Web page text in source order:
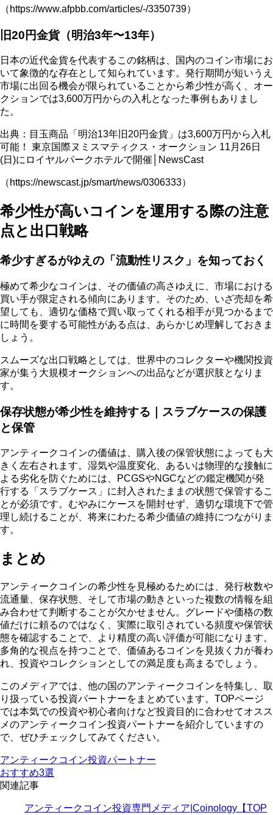
（https://www.afpbb.com/articles/-/3350739）
旧20円金貨（明治3年〜13年）
日本の近代金貨を代表するこの銘柄は、国内のコイン市場にお
いて象徴的な存在として知られています。発行期間が短いうえ
市場に出回る機会が限られていることから希少性が高く、オー
クションでは3,600万円からの入札となった事例もありまし
た。
出典：目玉商品「明治13年旧20円金貨」は3,600万円から入札
可能！ 東京国際ヌミスマティクス・オークション 11月26日
(日)にロイヤルパークホテルで開催│NewsCast
（https://newscast.jp/smart/news/0306333）
希少性が高いコインを運用する際の注意
点と出口戦略
希少すぎるがゆえの「流動性リスク」を知っておく
極めて希少なコインは、その価値の高さゆえに、市場における
買い手が限定される傾向にあります。そのため、いざ売却を希
望しても、適切な価格で買い取ってくれる相手が見つかるまで
に時間を要する可能性がある点は、あらかじめ理解しておきま
しょう。
スムーズな出口戦略としては、世界中のコレクターや機関投資
家が集う大規模オークションへの出品などが選択肢となりま
す。
保存状態が希少性を維持する｜スラブケースの保護
と保管
アンティークコインの価値は、購入後の保管状態によっても大
きく左右されます。湿気や温度変化、あるいは物理的な接触に
よる劣化を防ぐためには、PCGSやNGCなどの鑑定機関が発
行する「スラブケース」に封入されたままの状態で保管するこ
とが必須です。むやみにケースを開封せず、適切な環境下で管
理し続けることが、将来にわたる希少価値の維持につながりま
す。
まとめ
アンティークコインの希少性を見極めるためには、発行枚数や
流通量、保存状態、そして市場の動きといった複数の情報を組
み合わせて判断することが欠かせません。グレードや価格の数
値だけに頼るのではなく、実際に取引されている頻度や保管状
態を確認することで、より精度の高い評価が可能になります。
多角的な視点を持つことで、価値あるコインを見抜く力が養わ
れ、投資やコレクションとしての満足度も高まるでしょう。
このメディアでは、他の国のアンティークコインを特集し、取
り扱っている投資パートナーをまとめています。TOPページ
では本気での投資や初心者向けなど投資目的に合わせてオスス
メのアンティークコイン投資パートナーを紹介していますの
で、ぜひチェックしてみてください。
アンティークコイン投資パートナー
おすすめ3選
関連記事
アンティークコイン投資専門メディア|Coinology【TOP